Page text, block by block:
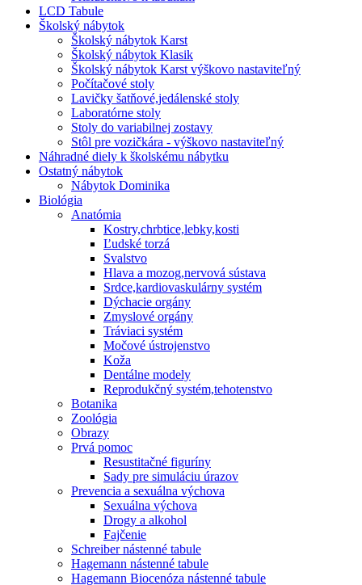
LCD Tabule
Školský nábytok
Školský nábytok Karst
Školský nábytok Klasik
Školský nábytok Karst výškovo nastaviteľný
Počítačové stoly
Lavičky šatňové,jedálenské stoly
Laboratórne stoly
Stoly do variabilnej zostavy
Stôl pre vozičkára - výškovo nastaviteľný
Náhradné diely k školskému nábytku
Ostatný nábytok
Nábytok Dominika
Biológia
Anatómia
Kostry,chrbtice,lebky,kosti
Ľudské torzá
Svalstvo
Hlava a mozog,nervová sústava
Srdce,kardiovaskulárny systém
Dýchacie orgány
Zmyslové orgány
Tráviaci systém
Močové ústrojenstvo
Koža
Dentálne modely
Reprodukčný systém,tehotenstvo
Botanika
Zoológia
Obrazy
Prvá pomoc
Resustitačné figuríny
Sady pre simuláciu úrazov
Prevencia a sexuálna výchova
Sexuálna výchova
Drogy a alkohol
Fajčenie
Schreiber nástenné tabule
Hagemann nástenné tabule
Hagemann Biocenóza nástenné tabule